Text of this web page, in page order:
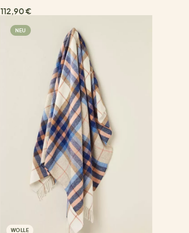
112,90 €
NEU
WOLLE